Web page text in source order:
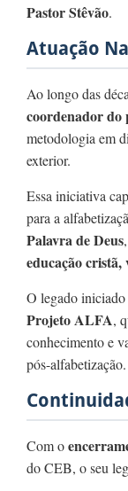
Pastor Stêvão.
Atuação
Ao longo das
coordenador do
metodologia em
exterior.
Essa iniciativa
para a
Palavra de Deus
educação
O legado iniciado
Projeto ALFA,
conhecimento e
pós-alfabetização.
Com o
do CEB, o seu